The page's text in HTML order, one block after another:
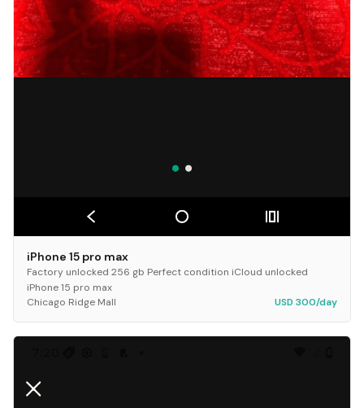
iPhone 15 pro max
Factory unlocked 256 gb Perfect condition iCloud unlocked
iPhone 15 pro max
Chicago Ridge Mall
USD 300/day